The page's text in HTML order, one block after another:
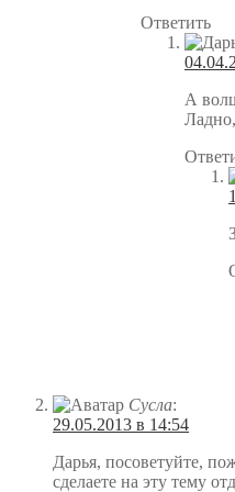
Ответить
А
Сусла:
29.05.2013 в 14:54
Дарья, посоветуйте,
сделаете на эту тему